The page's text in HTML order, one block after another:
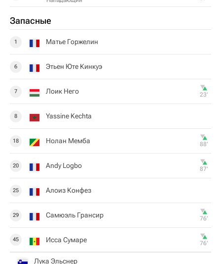
Запасные
1 Матье Горжелин
6 Этьен Юте Кинкуэ
7 Лоик Него 23‎’‎
8 Yassine Kechta
18 Нолан Мемба 88‎’‎
20 Andy Logbo 87‎’‎
25 Алоиз Конфез
29 Самюэль Грансир 76‎’‎
45 Исса Сумаре 76‎’‎
Лука Эльснер